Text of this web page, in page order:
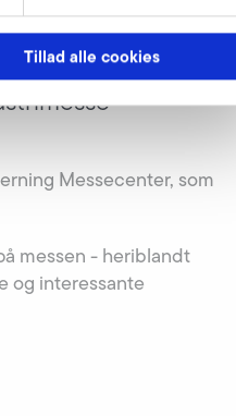
Tillad alle cookies
Messecenter, som
messen - heriblandt
og interessante